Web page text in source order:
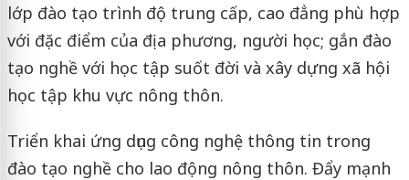
lớp đào tạo trình độ trung cấp, cao đẳng phù hợp
với đặc điểm của địa phương, người học; gắn đào
tạo nghề với học tập suốt đời và xây dựng xã hội
học tập khu vực nông thôn.
Triển khai ứng dụng công nghệ thông tin trong
đào tạo nghề cho lao động nông thôn. Đẩy mạnh